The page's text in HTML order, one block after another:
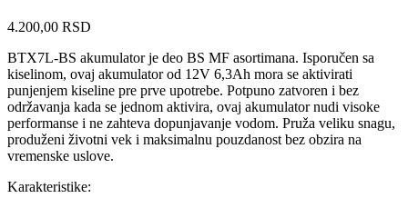
4.200,00 RSD
BTX7L-BS akumulator je deo BS MF asortimana. Isporučen sa
kiselinom, ovaj akumulator od 12V 6,3Ah mora se aktivirati
punjenjem kiseline pre prve upotrebe. Potpuno zatvoren i bez
održavanja kada se jednom aktivira, ovaj akumulator nudi visoke
performanse i ne zahteva dopunjavanje vodom. Pruža veliku snagu,
produženi životni vek i maksimalnu pouzdanost bez obzira na
vremenske uslove.
Karakteristike: